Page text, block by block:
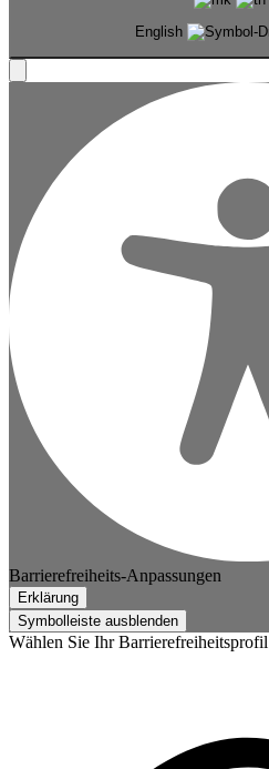
English
Barrierefreiheits-Anpassungen
Erklärung
Symbolleiste ausblenden
Wählen Sie Ihr Barrierefreiheitsprofil